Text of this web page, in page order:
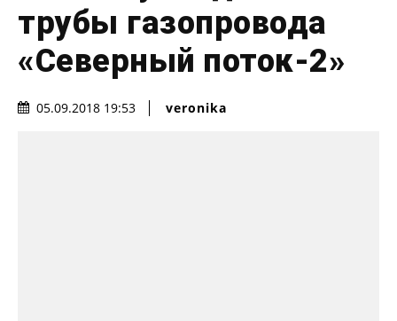
трубы газопровода
«Северный поток-2»
05.09.2018 19:53 veronika